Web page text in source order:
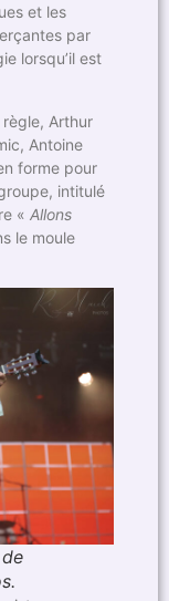
et les
par
lorsqu’il est
Arthur
Antoine
forme pour
intitulé
« Allons
le moule